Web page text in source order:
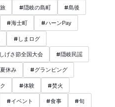
#隠岐の島町 #島後
#海士町 #ハーンPay
# しまログ
げさ節全国大会 #隠岐民謡
夏休み #グランピング
#体験 #焚火
#イベント #食事 #旬